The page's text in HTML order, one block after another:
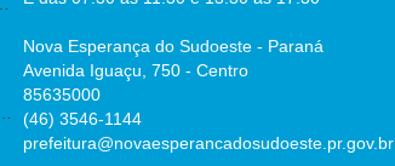
Nova Esperança do Sudoeste - Paraná
Avenida Iguaçu, 750 - Centro
85635000
(46) 3546-1144
prefeitura@novaesperancadosudoeste.pr.gov.br